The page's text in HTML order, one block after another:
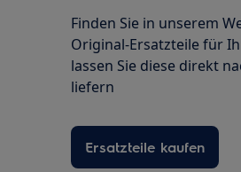
Finden Sie in unserem
Original-Ersatzteile für
lassen Sie diese direkt
liefern
Ersatzteile kaufen